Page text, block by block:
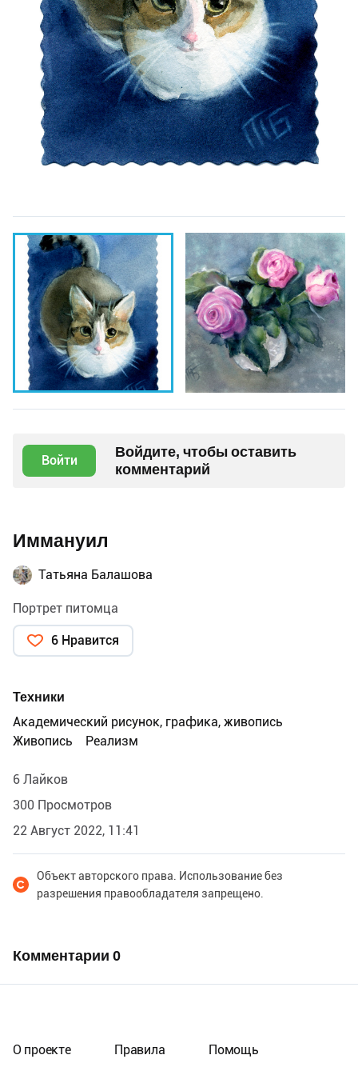
Войти
Войдите, чтобы оставить
комментарий
Иммануил
Татьяна Балашова
Портрет питомца
6 Нравится
Техники
Академический рисунок, графика, живопись
Живопись
Реализм
6 Лайков
300 Просмотров
22 Август 2022, 11:41
Объект авторского права. Использование без
разрешения правообладателя запрещено.
Комментарии 0
О проекте Правила Помощь